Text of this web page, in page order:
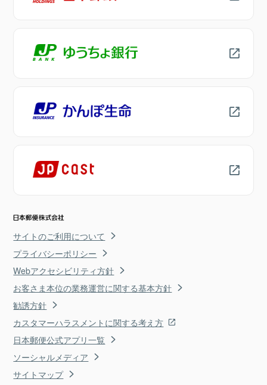
サイトのご利用について
プライバシーポリシー
Webアクセシビリティ方針
お客さま本位の業務運営に関する基本方針
勧誘方針
カスタマーハラスメントに関する考え方
日本郵便公式アプリ一覧
ソーシャルメディア
サイトマップ